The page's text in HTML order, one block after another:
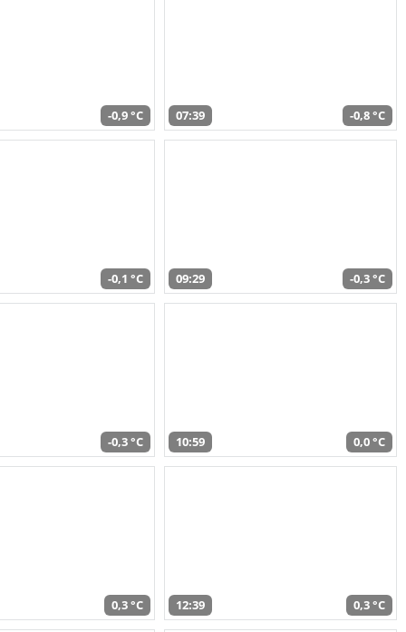
-0,9 °C 07:39 -0,8 °C
-0,1 °C 09:29 -0,3 °C
-0,3 °C 10:59 0,0 °C
0,3 °C 12:39 0,3 °C